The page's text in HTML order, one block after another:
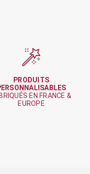
PRODUITS
EN FRANCE &
EUROPE